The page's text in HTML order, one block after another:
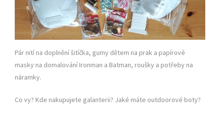
Pár nití na doplnění šitíčka, gumy dětem na prak a papírové
masky na domalování Ironman a Batman, roušky a potřeby na
náramky.
Co vy? Kde nakupujete galanterii? Jaké máte outdoorové boty?